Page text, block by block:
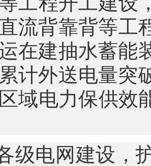
流背靠背等工
在建抽水蓄能
计外送电量突
域电力保供效
级电网建设，